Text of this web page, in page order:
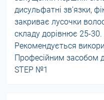
дисульфатні зв'язки,
закриває лусочки
складу дорівнює 25-30.
Рекомендується
Професійним засобом
STEP №1